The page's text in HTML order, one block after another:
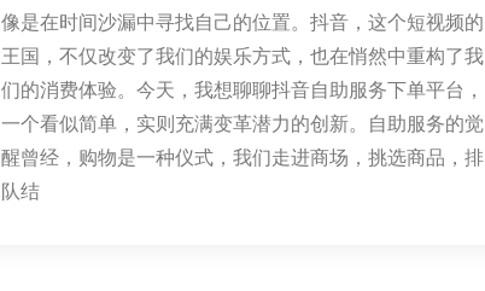
像是在时间沙漏中寻找自己的位置。抖音，这个短视频的
王国，不仅改变了我们的娱乐方式，也在悄然中重构了我
们的消费体验。今天，我想聊聊抖音自助服务下单平台，
一个看似简单，实则充满变革潜力的创新。自助服务的觉
醒曾经，购物是一种仪式，我们走进商场，挑选商品，排
队结